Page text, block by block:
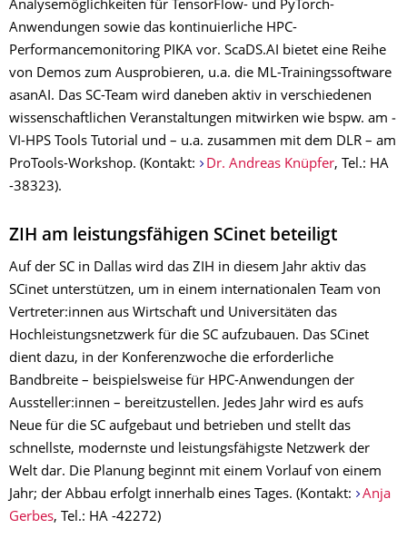
Analysemöglichkeiten für TensorFlow- und PyTorch-
Anwendungen sowie das kontinuierliche HPC-
Performancemonitoring PIKA vor. ScaDS.AI bietet eine Reihe
von Demos zum Ausprobieren, u.a. die ML-Trainingssoftware
asanAI. Das SC-Team wird daneben aktiv in verschiedenen
wissenschaftlichen Veranstaltungen mitwirken wie bspw. am ­
VI-HPS Tools Tutorial und – u.a. zusammen mit dem DLR – am
ProTools-Workshop. (Kontakt:
Dr. Andreas Knüpfer, Tel.: HA
-38323).
ZIH am leistungsfähigen SCinet beteiligt
Auf der SC in Dallas wird das ZIH in diesem Jahr aktiv das
SCinet unterstützen, um in einem internationalen Team von
Vertreter:innen aus Wirtschaft und Universitäten das
Hochleistungsnetzwerk für die SC aufzubauen. Das SCinet
dient dazu, in der Konferenzwoche die erforderliche
Bandbreite – beispielsweise für HPC-Anwendungen der
Aussteller:innen – bereitzustellen. Jedes Jahr wird es aufs
Neue für die SC aufgebaut und betrieben und stellt das
schnellste, modernste und leistungsfähigste Netzwerk der
Welt dar. Die Planung beginnt mit einem Vorlauf von einem
Jahr; der Abbau erfolgt innerhalb eines Tages. (Kontakt:
Anja
Gerbes, Tel.: HA -42272)